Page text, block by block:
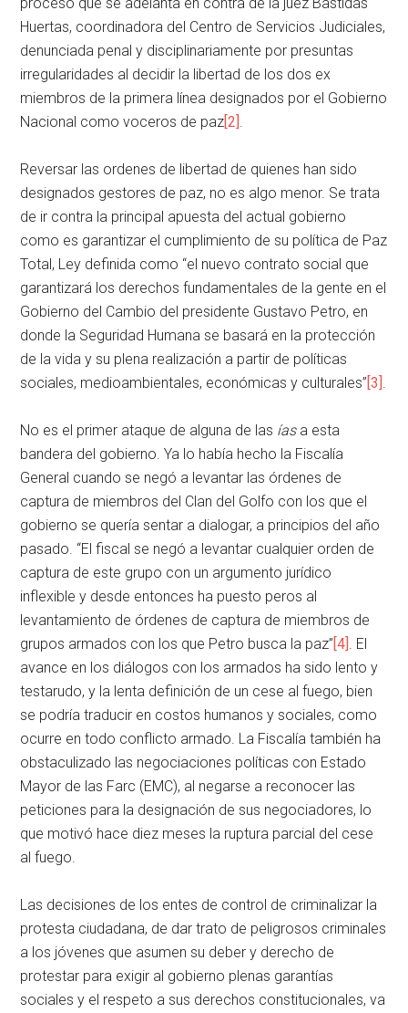
Huertas, coordinadora del Centro de Servicios Judiciales,
denunciada penal y disciplinariamente por presuntas
irregularidades al decidir la libertad de los dos ex
miembros de la primera línea designados por el Gobierno
Nacional como voceros de paz[2].
Reversar las ordenes de libertad de quienes han sido
designados gestores de paz, no es algo menor. Se trata
de ir contra la principal apuesta del actual gobierno
como es garantizar el cumplimiento de su política de Paz
Total, Ley definida como “el nuevo contrato social que
garantizará los derechos fundamentales de la gente en el
Gobierno del Cambio del presidente Gustavo Petro, en
donde la Seguridad Humana se basará en la protección
de la vida y su plena realización a partir de políticas
sociales, medioambientales, económicas y culturales”[3].
No es el primer ataque de alguna de las íasa esta
bandera del gobierno. Ya lo había hecho la Fiscalía
General cuando se negó a levantar las órdenes de
captura de miembros del Clan del Golfo con los que el
gobierno se quería sentar a dialogar, a principios del año
pasado. “El fiscal se negó a levantar cualquier orden de
captura de este grupo con un argumento jurídico
inflexible y desde entonces ha puesto peros al
levantamiento de órdenes de captura de miembros de
grupos armados con los que Petro busca la paz”[4]. El
avance en los diálogos con los armados ha sido lento y
testarudo, y la lenta definición de un cese al fuego, bien
se podría traducir en costos humanos y sociales, como
ocurre en todo conflicto armado. La Fiscalía también ha
obstaculizado las negociaciones políticas con Estado
Mayor de las Farc (EMC), al negarse a reconocer las
peticiones para la designación de sus negociadores, lo
que motivó hace diez meses la ruptura parcial del cese
al fuego.
Las decisiones de los entes de control de criminalizar la
protesta ciudadana, de dar trato de peligrosos criminales
a los jóvenes que asumen su deber y derecho de
protestar para exigir al gobierno plenas garantías
sociales y el respeto a sus derechos constitucionales, va